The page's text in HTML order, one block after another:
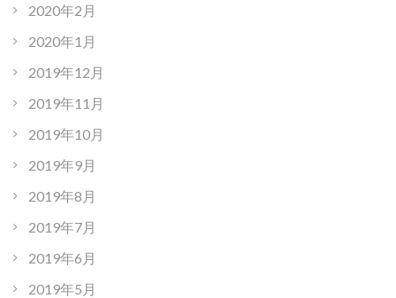
2020年2月
2020年1月
2019年12月
2019年11月
2019年10月
2019年9月
2019年8月
2019年7月
2019年6月
2019年5月